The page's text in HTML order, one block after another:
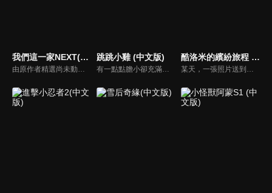
我們這一家NEXT(中文版) 跳跳小雞 (中文版)
有一點點膽小卻充滿好奇心的「帶骨雞」，和總是用小跳步靠過來的舞蹈老師「小跳步青蛙老師」，以及其他具有獨特個性的夥伴們跳舞大活耀！在家裡和各種地方以「身體動了，心也舞動了起來♪」為主題的角色人物。這是關於不可思議的夥伴們與愉快舞蹈的故事。
酷洛米的繽紛旅程 (中文版)